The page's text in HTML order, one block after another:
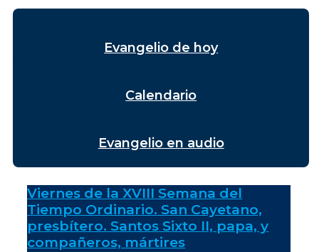
Evangelio de hoy
Calendario
Evangelio en audio
Viernes de la XVIII Semana del
Tiempo Ordinario. San Cayetano,
presbítero. Santos Sixto II, papa, y
compañeros, mártires